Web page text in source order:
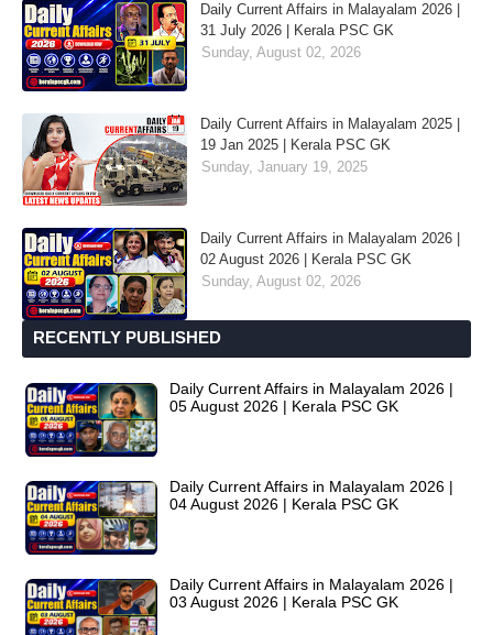
Daily Current Affairs in Malayalam 2026 |
31 July 2026 | Kerala PSC GK
Sunday, August 02, 2026
Daily Current Affairs in Malayalam 2025 |
19 Jan 2025 | Kerala PSC GK
Sunday, January 19, 2025
Daily Current Affairs in Malayalam 2026 |
02 August 2026 | Kerala PSC GK
Sunday, August 02, 2026
RECENTLY PUBLISHED
Daily Current Affairs in Malayalam 2026 |
05 August 2026 | Kerala PSC GK
Daily Current Affairs in Malayalam 2026 |
04 August 2026 | Kerala PSC GK
Daily Current Affairs in Malayalam 2026 |
03 August 2026 | Kerala PSC GK